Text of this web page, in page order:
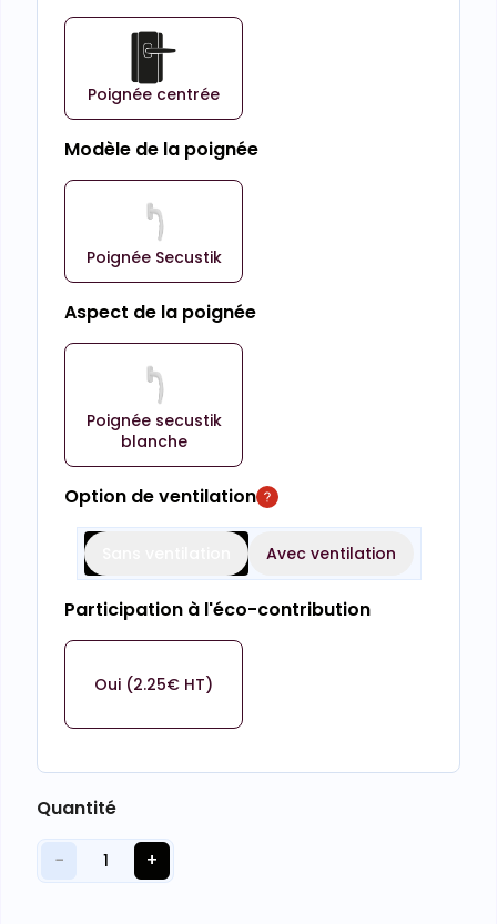
Poignée centrée
Modèle de la poignée
Poignée Secustik
Aspect de la poignée
Poignée secustik
blanche
Option de ventilation
Avec ventilation
Participation à l'éco-contribution
Oui (2.25€ HT)
Quantité
− 1 +